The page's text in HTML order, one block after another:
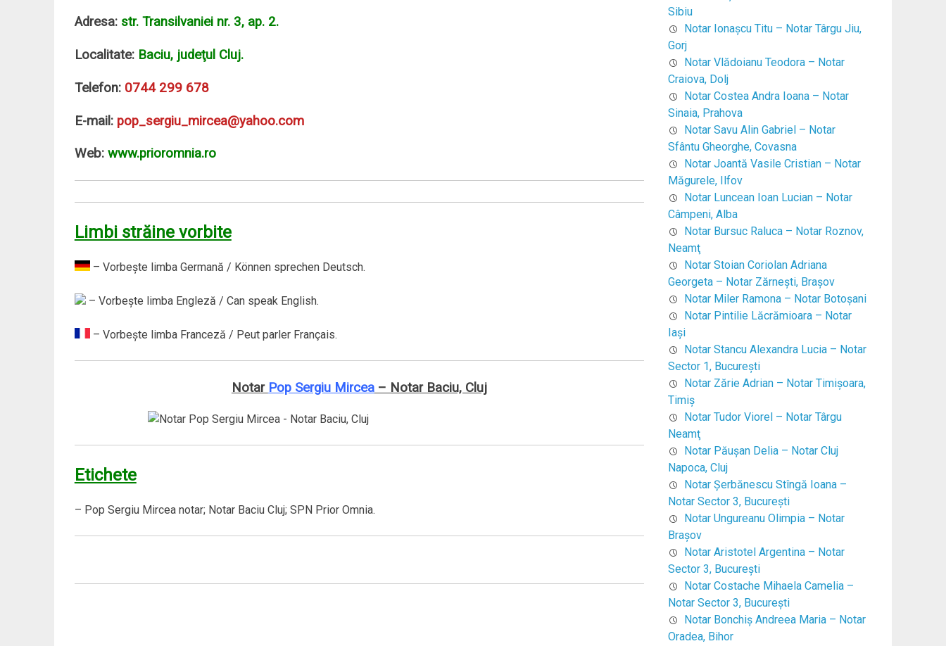
Adresa: str. Transilvaniei nr. 3, ap. 2.
Localitate: Baciu, judeţul Cluj.
Telefon: 0744 299 678
E-mail: pop_sergiu_mircea@yahoo.com
Web: www.prioromnia.ro
Limbi străine vorbite
– Vorbeşte limba Germană / Können sprechen Deutsch.
– Vorbeşte limba Engleză / Can speak English.
– Vorbeşte limba Franceză / Peut parler Français.
Notar Pop Sergiu Mircea– Notar Baciu, Cluj
Etichete
– Pop Sergiu Mircea notar; Notar Baciu Cluj; SPN Prior Omnia.
Sibiu
Notar Ionaşcu Titu – Notar Târgu Jiu,
Gorj
Notar Vlădoianu Teodora – Notar
Craiova, Dolj
Notar Costea Andra Ioana – Notar
Sinaia, Prahova
Notar Savu Alin Gabriel – Notar
Sfântu Gheorghe, Covasna
Notar Joantă Vasile Cristian – Notar
Măgurele, Ilfov
Notar Luncean Ioan Lucian – Notar
Câmpeni, Alba
Notar Bursuc Raluca – Notar Roznov,
Neamţ
Notar Stoian Coriolan Adriana
Georgeta – Notar Zărneşti, Braşov
Notar Miler Ramona – Notar Botoşani
Notar Pintilie Lăcrămioara – Notar
Iaşi
Notar Stancu Alexandra Lucia – Notar
Sector 1, Bucureşti
Notar Zărie Adrian – Notar Timişoara,
Timiş
Notar Tudor Viorel – Notar Târgu
Neamţ
Notar Păuşan Delia – Notar Cluj
Napoca, Cluj
Notar Şerbănescu Stîngă Ioana –
Notar Sector 3, Bucureşti
Notar Ungureanu Olimpia – Notar
Braşov
Notar Aristotel Argentina – Notar
Sector 3, Bucureşti
Notar Costache Mihaela Camelia –
Notar Sector 3, Bucureşti
Notar Bonchiş Andreea Maria – Notar
Oradea, Bihor